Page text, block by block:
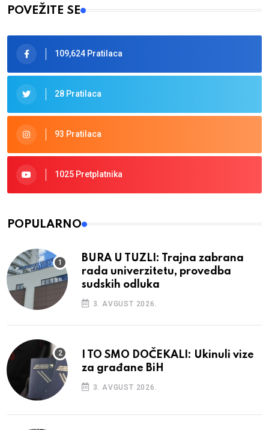
POVEŽITE SE
109,624 Pratilaca
28 Pratilaca
93 Pratilaca
1025 Pretplatnika
POPULARNO
BURA U TUZLI: Trajna zabrana
rada univerzitetu, provedba
sudskih odluka
3. AVGUST 2026.
I TO SMO DOČEKALI: Ukinuli vize
za građane BiH
3. AVGUST 2026.